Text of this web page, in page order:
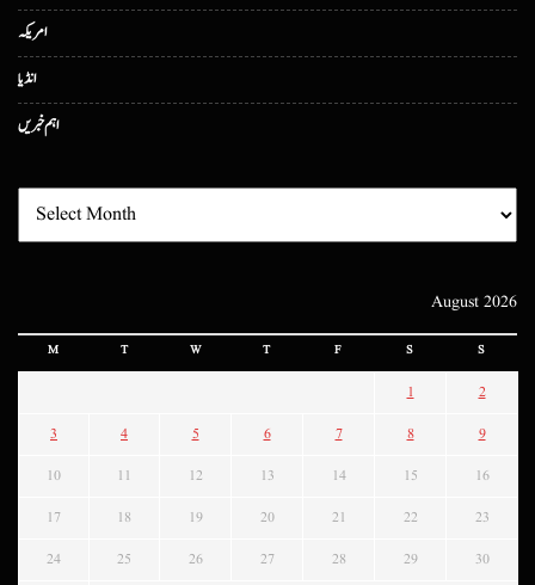
امریکہ
انڈیا
اہم خبریں
August 2026
M T W T F S S
1 2
3 4 5 6 7 8 9
10 11 12 13 14 15 16
17 18 19 20 21 22 23
24 25 26 27 28 29 30